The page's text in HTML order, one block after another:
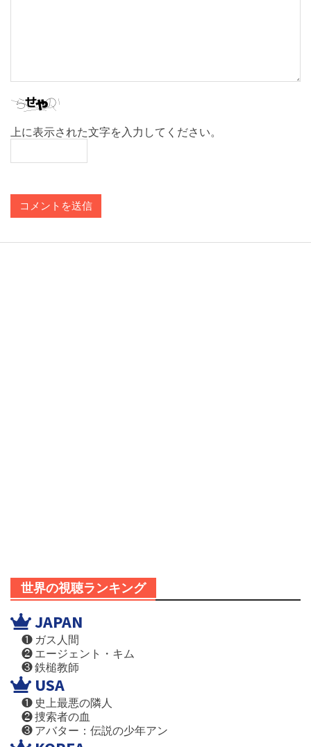
上に表示された文字を入力してください。
世界の視聴ランキング
JAPAN
❶ ガス人間
❷ エージェント・キム
❸ 鉄槌教師
USA
❶ 史上最悪の隣人
❷ 捜索者の血
❸ アバター：伝説の少年アン